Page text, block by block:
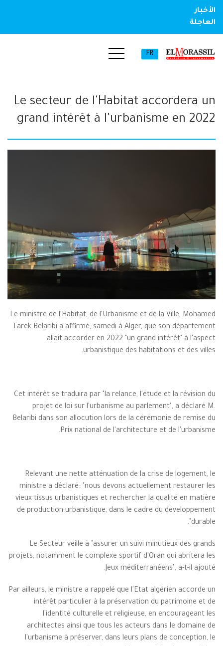
الأخبار
العاجلة
FR
Le secteur de l'Habitat accordera un
grand intérêt à l'urbanisme en 2022
Le ministre de l'Habitat, de l'Urbanisme et de la Ville, Mohamed
Tarek Belaribi a affirmé, samedi à Alger, que son département
allait accorder en 2022 "un grand intérêt" à l'aspect
urbanistique des habitations et des villes.
Cet intérêt se traduira par "la relance, l'étude et la révision du
projet de loi sur l'urbanisme au parlement", a déclaré M.
Belaribi dans son allocution lors de la cérémonie de remise du
Prix national de l'architecture et de l'urbanisme.
Relevant une nette atténuation de la crise de logement, le
ministre a déclaré: "nous devons actuellement restaurer les
vieux tissus urbanistiques et rechercher la qualité en matière
de production urbanistique, dans le cadre du développement
durable".
Le Secteur veille à "assurer un suivi minutieux des grands
projets, notamment le complexe sportif d'Oran qui abritera les
Jeux méditerranéens", a-t-il ajouté.
Par ailleurs, le ministre a rappelé que l'Etat algérien accorde un
intérêt particulier à la préservation du patrimoine et de
l'identité culturelle et religieuse, en encourageant les
architectes ainsi que tous les acteurs dans le domaine de
l'urbanisme à préserver, dans leurs plans de conception, le